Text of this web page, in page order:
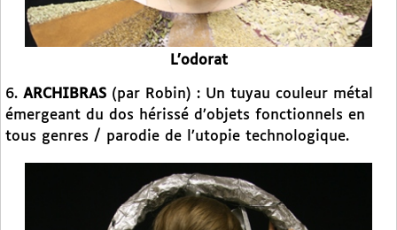
L’odorat
6. ARCHIBRAS (par Robin) : Un tuyau couleur métal
émergeant du dos hérissé d’objets fonctionnels en
tous genres / parodie de l’utopie technologique.